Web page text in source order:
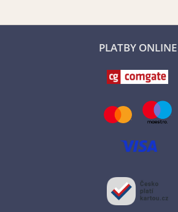
PLATBY ONLINE